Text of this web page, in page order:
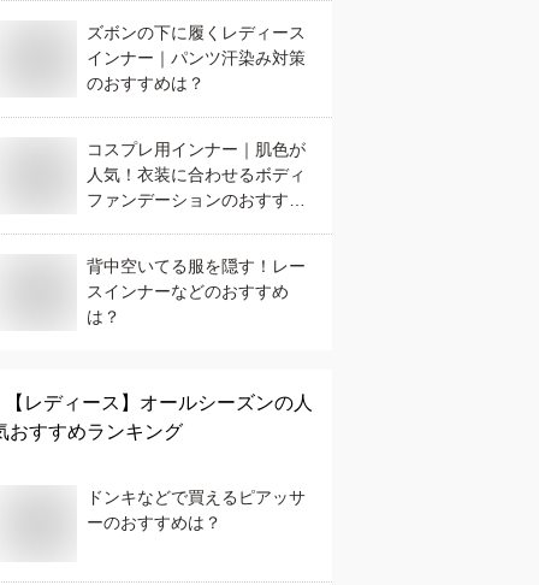
ズボンの下に履くレディース
インナー｜パンツ汗染み対策
のおすすめは？
コスプレ用インナー｜肌色が
人気！衣装に合わせるボディ
ファンデーションのおすすめ
背中空いてる服を隠す！レー
スインナーなどのおすすめ
は？
【レディース】 オールシーズンの人
おすすめランキング
ドンキなどで買えるピアッサ
ーのおすすめは？